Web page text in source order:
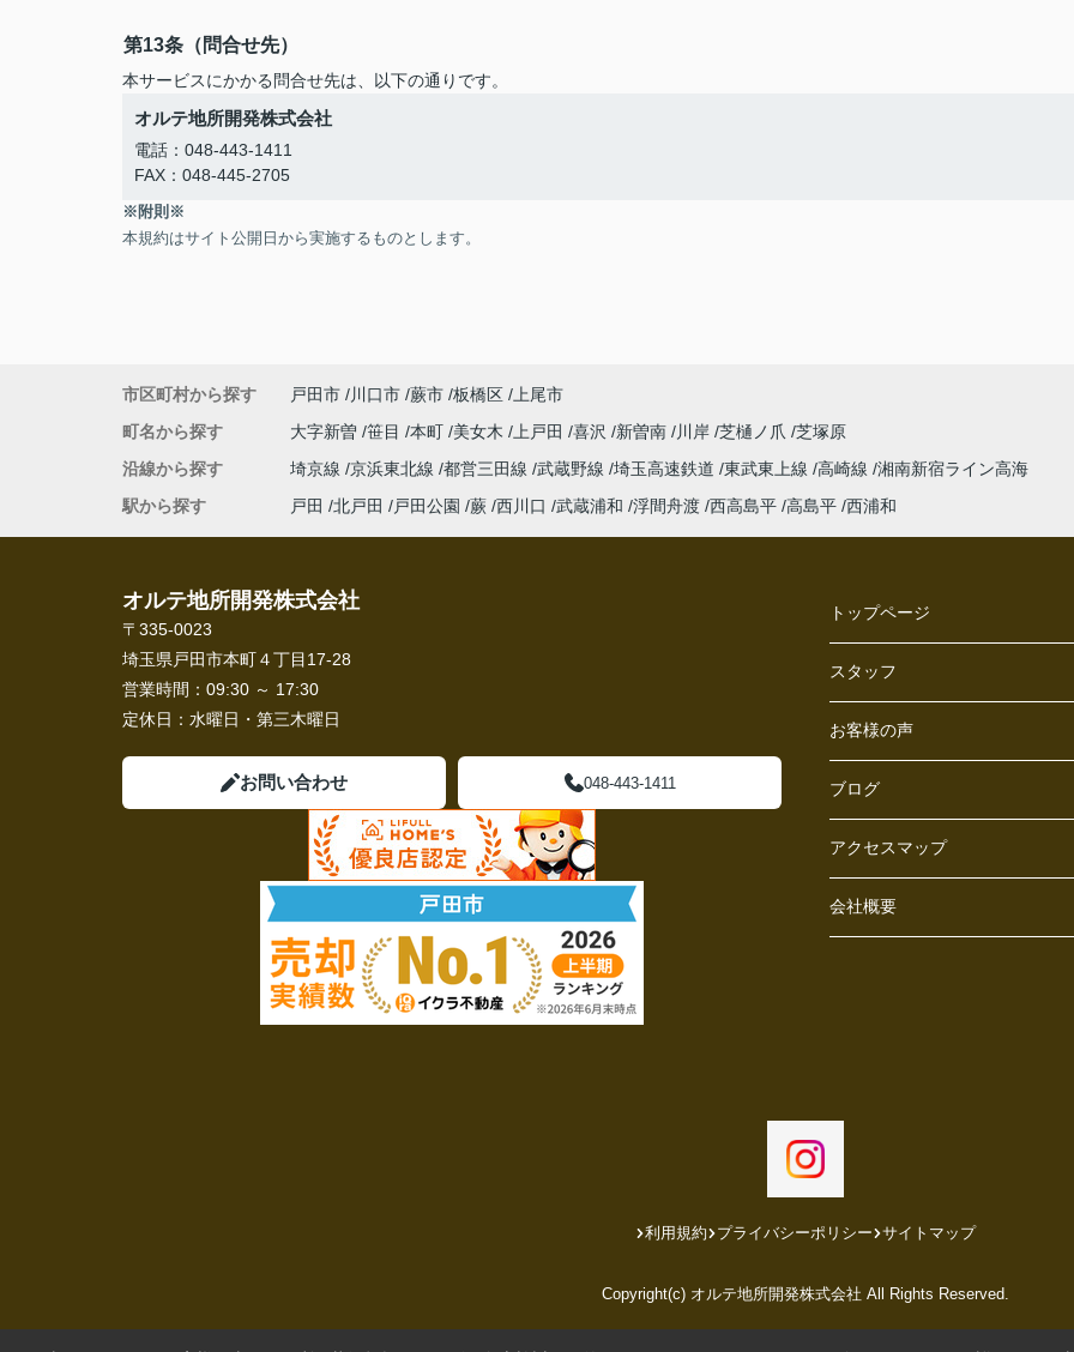
第13条（問合せ先）
本サービスにかかる問合せ先は、以下の通りです。
オルテ地所開発株式会社
電話：048-443-1411
FAX：048-445-2705
※附則※
本規約はサイト公開日から実施するものとします。
市区町村から探す 戸田市 川口市 蕨市 板橋区
上尾市
町名から探す
大字新曽 笹目 本町 美女木 上戸田 喜沢 新曽南 川岸 芝樋ノ爪
芝塚原
沿線から探す
埼京線 京浜東北線 都営三田線 武蔵野線 埼玉高速鉄道 東武東上線 高崎線 湘南新宿ライン高海
駅から探す
戸田 北戸田 戸田公園 蕨 西川口 武蔵浦和 浮間舟渡 西高島平 高島平 西浦和
オルテ地所開発株式会社
〒335-0023
埼玉県戸田市本町４丁目17-28
営業時間： 09:30 ～ 17:30
定休日： 水曜日・第三木曜日
お問い合わせ 048-443-1411
トップページ
スタッフ
お客様の声
ブログ
アクセスマップ
会社概要
利用規約 プライバシーポリシー サイトマップ
Copyright(c) オルテ地所開発株式会社 All Rights Reserved.